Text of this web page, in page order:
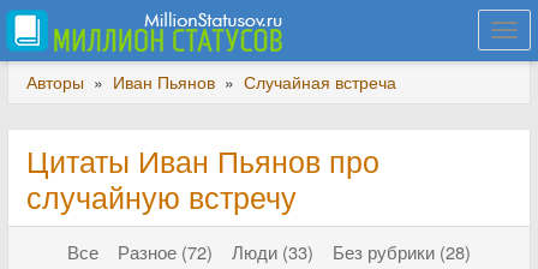
Авторы » Иван Пьянов » Случайная встреча
Цитаты Иван Пьянов про
случайную встречу
Все Разное (72) Люди (33)
Без рубрики (28)